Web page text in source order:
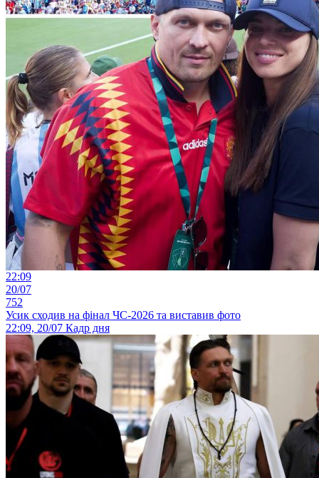
22:09
20/07
752
Усик сходив на фінал ЧС-2026 та виставив фото
22:09, 20/07 Кадр дня